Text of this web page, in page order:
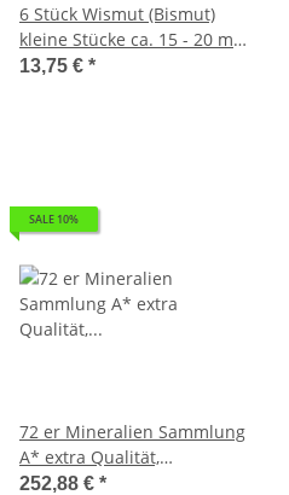
6 Stück Wismut (Bismut)
kleine Stücke ca. 15 - 20 mm
Give away Geschenk
13,75 € *
SALE 10%
72 er Mineralien Sammlung
A* extra Qualität,
ausgesuchte Rohsteine
252,88 € *